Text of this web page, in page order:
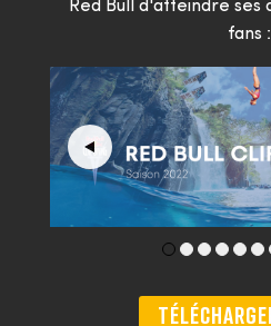
Red Bull d'atteindre ses
fans :